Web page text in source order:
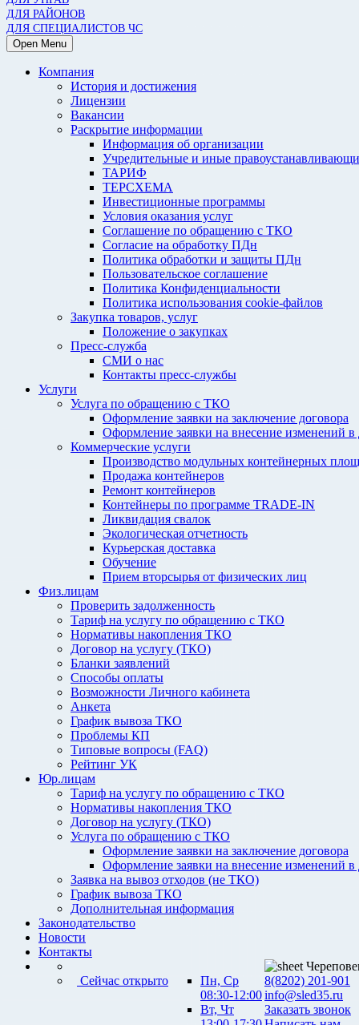
ДЛЯ РАЙОНОВ
ДЛЯ СПЕЦИАЛИСТОВ ЧС
Open Menu
Компания
История и достижения
Лицензии
Вакансии
Раскрытие информации
Информация об организации
Учредительные и иные
ТАРИФ
ТЕРСХЕМА
Инвестиционные программы
Условия оказания услуг
Соглашение по обращению с ТКО
Согласие на обработку ПДн
Политика обработки и защиты ПДн
Пользовательское соглашение
Политика Конфиденциальности
Политика использования cookie-файлов
Закупка товаров, услуг
Положение о закупках
Пресс-служба
СМИ о нас
Контакты пресс-службы
Услуги
Услуга по обращению с ТКО
Оформление заявки на заключение договора
Оформление заявки на внесение изменений в
Коммерческие услуги
Производство модульных контейнерных
Продажа контейнеров
Ремонт контейнеров
Контейнеры по программе TRADE-IN
Ликвидация свалок
Экологическая отчетность
Курьерская доставка
Обучение
Прием вторсырья от физических лиц
Физ.лицам
Проверить задолженность
Тариф на услугу по обращению с ТКО
Нормативы накопления ТКО
Договор на услугу (ТКО)
Бланки заявлений
Способы оплаты
Возможности Личного кабинета
Анкета
График вывоза ТКО
Проблемы КП
Типовые вопросы (FAQ)
Рейтинг УК
Юр.лицам
Тариф на услугу по обращению с ТКО
Нормативы накопления ТКО
Договор на услугу (ТКО)
Услуга по обращению с ТКО
Оформление заявки на заключение договора
Оформление заявки на внесение изменений в
Заявка на вывоз отходов (не ТКО)
График вывоза ТКО
Дополнительная информация
Законодательство
Новости
Контакты
Сейчас открыто
Пн, Ср
08:30-12:00
Вт, Чт
8(8202) 201-901
info@sled35.ru
Заказать звонок